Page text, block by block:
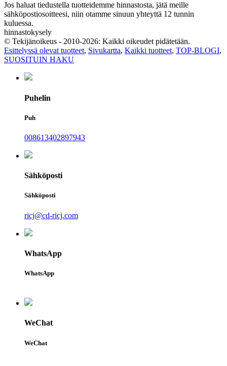
Jos haluat tiedustella tuotteidemme hinnastosta, jätä meille
sähköpostiosoitteesi, niin otamme sinuun yhteyttä 12 tunnin
kuluessa.
hinnastokysely
© Tekijänoikeus - 2010-2026: Kaikki oikeudet pidätetään.
Esittelyssä olevat tuotteet, Sivukartta, Kaikki tuotteet, TOP-BLOGI,
SUOSITUIN HAKU
Puhelin
Puh
008613402897943
Sähköposti
Sähköposti
ricj@cd-ricj.com
WhatsApp
WhatsApp
WeChat
WeChat